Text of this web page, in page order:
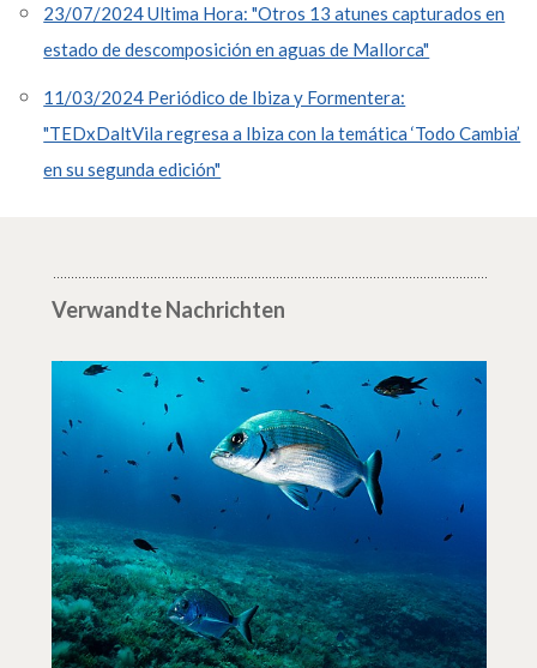
23/07/2024 Ultima Hora: "Otros 13 atunes capturados en
estado de descomposición en aguas de Mallorca"
11/03/2024 Periódico de Ibiza y Formentera:
"TEDxDaltVila regresa a Ibiza con la temática ‘Todo Cambia’
en su segunda edición"
Verwandte Nachrichten